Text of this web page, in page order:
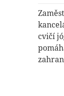
cvičí